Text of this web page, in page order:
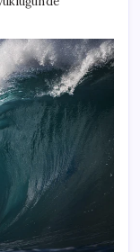
neden
ne
demek?
Venezuela’da
7,1
büyüklüğünde
deprem!
için